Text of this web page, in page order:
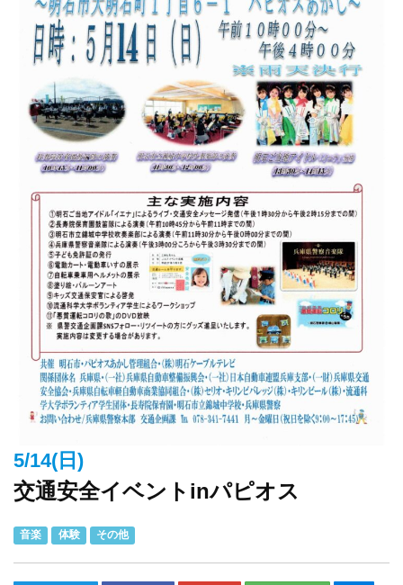
5/14(日)
交通安全イベントinパピオス
音楽 体験 その他